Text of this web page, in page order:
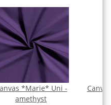
*Marie* Uni -
amethyst